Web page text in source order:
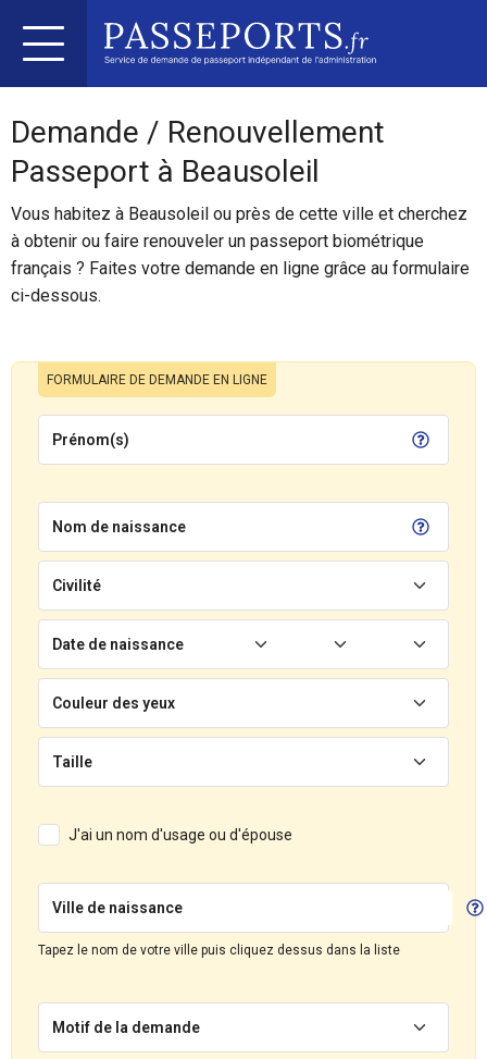
Demande / Renouvellement
Passeport à Beausoleil
Vous habitez à Beausoleil ou près de cette ville et cherchez
à obtenir ou faire renouveler un passeport biométrique
français ? Faites votre demande en ligne grâce au formulaire
ci-dessous.
FORMULAIRE DE DEMANDE EN LIGNE
Prénom(s)
Nom de naissance
Civilité
Date de naissance
Couleur des yeux
Taille
J'ai un nom d'usage ou d'épouse
Ville de naissance
Tapez le nom de votre ville puis cliquez dessus dans la liste
Motif de la demande